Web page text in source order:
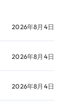
2026年8月4日
2026年8月4日
2026年8月4日